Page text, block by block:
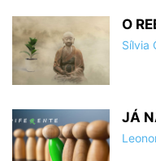
O
Sílvia
JÁ